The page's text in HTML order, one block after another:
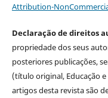
Attribution-
Declaração de direitos
propriedade dos seus
posteriores publicações,
(título original, Educação
artigos desta revista são